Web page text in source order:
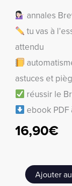
annales
tu vas à
attendu
astuces et
réussir le
ebook
16,90€
quantité
de Ajouter